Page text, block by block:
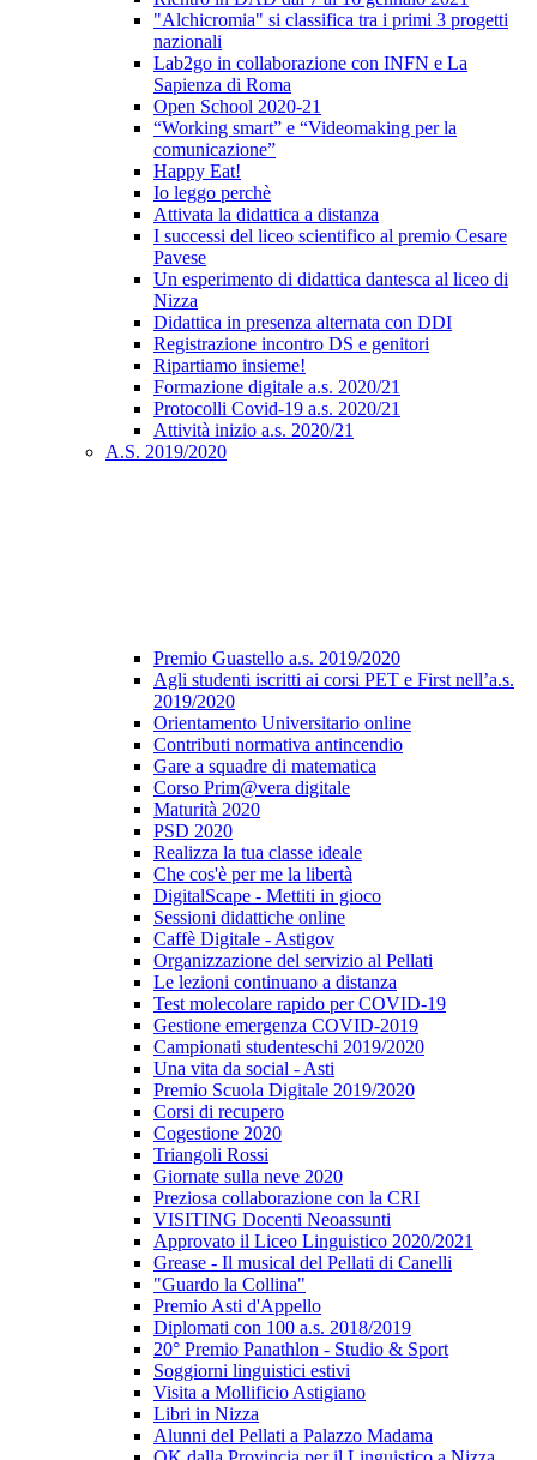
"Alchicromia" si classifica tra i primi 3 progetti
nazionali
Lab2go in collaborazione con INFN e La
Sapienza di Roma
Open School 2020-21
“Working smart” e “Videomaking per la
comunicazione”
Happy Eat!
Io leggo perchè
Attivata la didattica a distanza
I successi del liceo scientifico al premio Cesare
Pavese
Un esperimento di didattica dantesca al liceo di
Nizza
Didattica in presenza alternata con DDI
Registrazione incontro DS e genitori
Ripartiamo insieme!
Formazione digitale a.s. 2020/21
Protocolli Covid-19 a.s. 2020/21
Attività inizio a.s. 2020/21
A.S. 2019/2020
Premio Guastello a.s. 2019/2020
Agli studenti iscritti ai corsi PET e First nell’a.s.
2019/2020
Orientamento Universitario online
Contributi normativa antincendio
Gare a squadre di matematica
Corso Prim@vera digitale
Maturità 2020
PSD 2020
Realizza la tua classe ideale
Che cos'è per me la libertà
DigitalScape - Mettiti in gioco
Sessioni didattiche online
Caffè Digitale - Astigov
Organizzazione del servizio al Pellati
Le lezioni continuano a distanza
Test molecolare rapido per COVID-19
Gestione emergenza COVID-2019
Campionati studenteschi 2019/2020
Una vita da social - Asti
Premio Scuola Digitale 2019/2020
Corsi di recupero
Cogestione 2020
Triangoli Rossi
Giornate sulla neve 2020
Preziosa collaborazione con la CRI
VISITING Docenti Neoassunti
Approvato il Liceo Linguistico 2020/2021
Grease - Il musical del Pellati di Canelli
"Guardo la Collina"
Premio Asti d'Appello
Diplomati con 100 a.s. 2018/2019
20° Premio Panathlon - Studio & Sport
Soggiorni linguistici estivi
Visita a Mollificio Astigiano
Libri in Nizza
Alunni del Pellati a Palazzo Madama